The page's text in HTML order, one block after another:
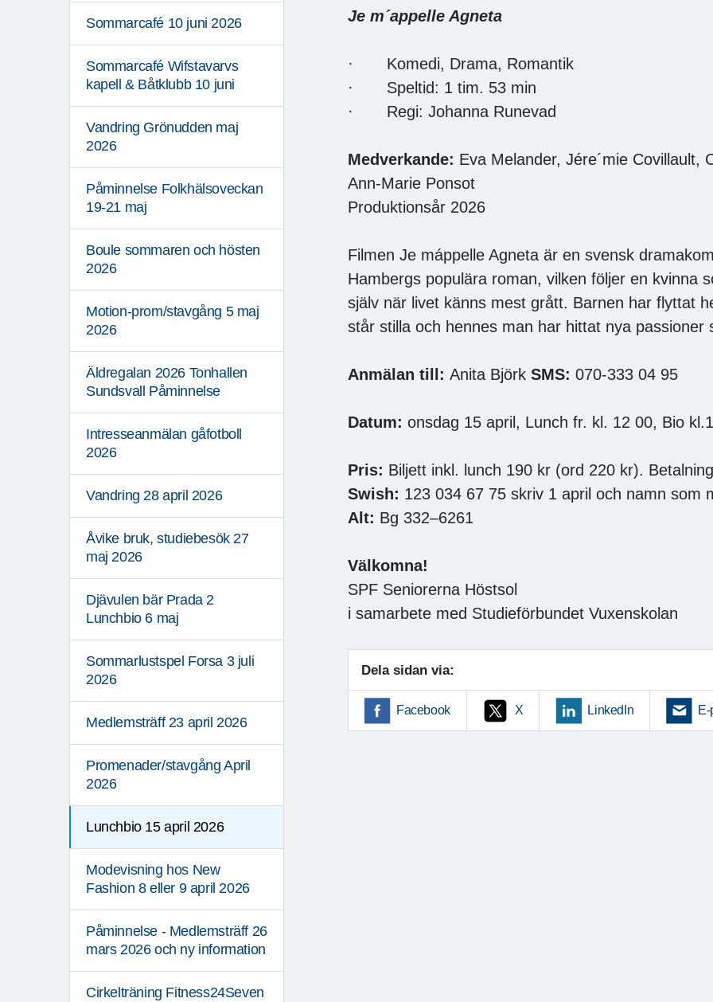
Sommarcafé 10 juni 2026
Sommarcafé Wifstavarvs
kapell & Båtklubb 10 juni
Vandring Grönudden maj
2026
Påminnelse Folkhälsoveckan
19-21 maj
Boule sommaren och hösten
2026
Motion-prom/stavgång 5 maj
2026
Äldregalan 2026 Tonhallen
Sundsvall Påminnelse
Intresseanmälan gåfotboll
2026
Vandring 28 april 2026
Åvike bruk, studiebesök 27
maj 2026
Djävulen bär Prada 2
Lunchbio 6 maj
Sommarlustspel Forsa 3 juli
2026
Medlemsträff 23 april 2026
Promenader/stavgång April
2026
Lunchbio 15 april 2026
Modevisning hos New
Fashion 8 eller 9 april 2026
Påminnelse - Medlemsträff 26
mars 2026 och ny information
Cirkelträning Fitness24Seven
Je m´appelle Agneta
· Komedi, Drama, Romantik
· Speltid: 1 tim. 53 min
· Regi: Johanna Runevad
Medverkande: Eva Melander, Jére´mie Covillault,
Ann-Marie Ponsot
Produktionsår 2026
Filmen Je máppelle Agneta är en svensk
Hambergs populära roman, vilken följer en kvinna
själv när livet känns mest grått. Barnen har flyttat
står stilla och hennes man har hittat nya
Anmälan till: Anita Björk SMS: 070-333 04 95
Datum: onsdag 15 april, Lunch fr. kl. 12 00, Bio
Pris: Biljett inkl. lunch 190 kr (ord 220 kr).
Swish: 123 034 67 75 skriv 1 april och namn som
Alt: Bg 332–6261
Välkomna!
SPF Seniorerna Höstsol
i samarbete med Studieförbundet Vuxenskolan
Dela sidan via:
Facebook X LinkedIn